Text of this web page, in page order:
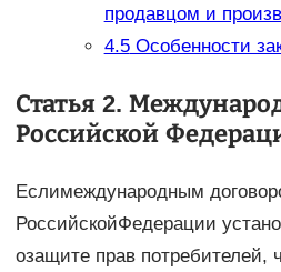
продавцом и
4.5Особенности
Статья 2.
Российской
Еслимеждународным
РоссийскойФедерации
озащите прав потребителей,